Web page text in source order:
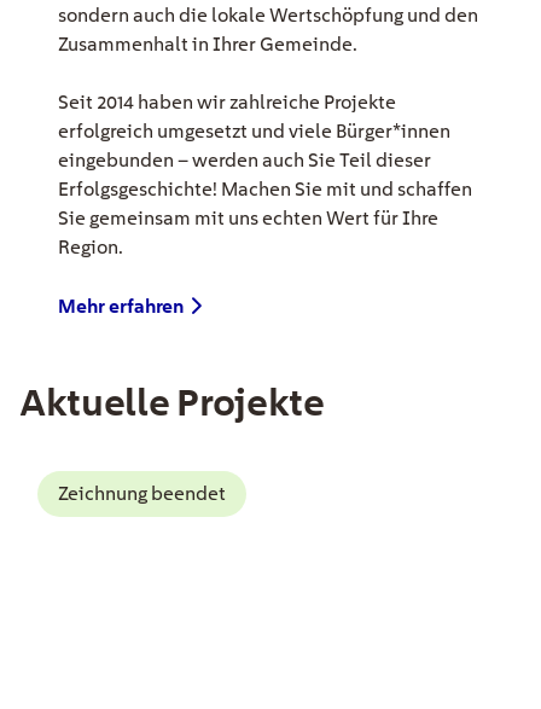
sondern auch die lokale Wertschöpfung und den
Zusammenhalt in Ihrer Gemeinde.
Seit 2014 haben wir zahlreiche Projekte
erfolgreich umgesetzt und viele Bürger*innen
eingebunden – werden auch Sie Teil dieser
Erfolgsgeschichte! Machen Sie mit und schaffen
Sie gemeinsam mit uns echten Wert für Ihre
Region.
Mehr erfahren
EE Text
Aktuelle Projekte